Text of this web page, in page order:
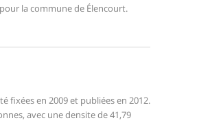
la commune de Élencourt.
fixées en 2009 et publiées en 2012.
avec une densite de 41,79